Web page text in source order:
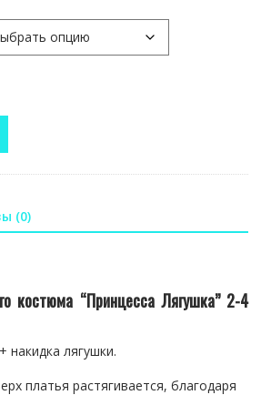
(0)
костюма “Принцесса Лягушка” 2-4
накидка лягушки.
платья растягивается, благодаря